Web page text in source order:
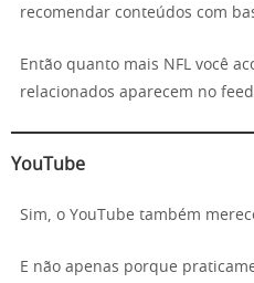
recomendar conteúdos com
Então quanto mais NFL você
relacionados aparecem no
YouTube
Sim, o YouTube também
E não apenas porque